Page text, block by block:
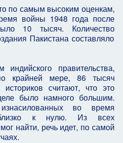
по самым высоким оценкам,
войны 1948 года после
10 тысяч. Количество
Пакистана составляло
правительства,
крайней мере, 86 тысяч
считают, что это
было намного большим.
во время
к нулю. Из всех
найти, речь идет, по самой